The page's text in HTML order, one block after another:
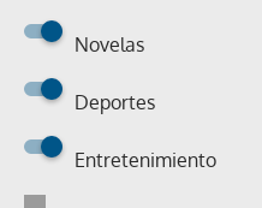
Novelas
Deportes
Entretenimiento